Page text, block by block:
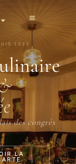
2025
des congrès
LA